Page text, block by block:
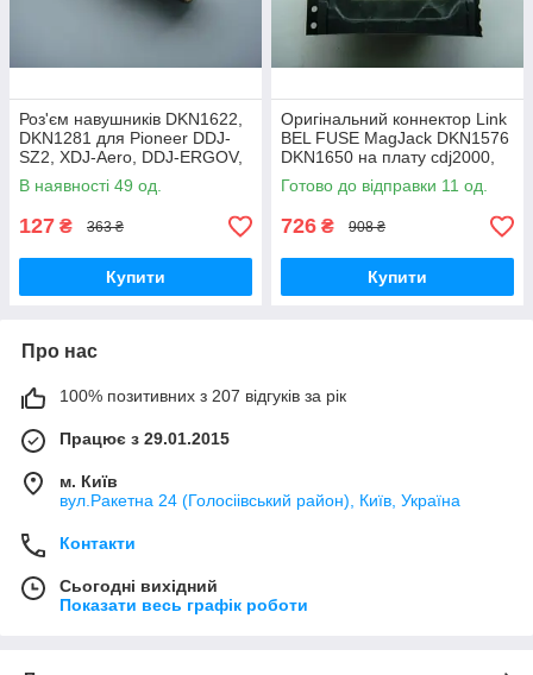
Роз'єм навушників DKN1622,
DKN1281 для Pioneer DDJ-
SZ2, XDJ-Aero, DDJ-ERGOV,
DDJ-T1, DDJ-S1, DJM-350,
DJM-850
В наявності 49 од.
127 ₴ 363 ₴
Купити
Оригінальний коннектор Link
BEL FUSE MagJack DKN1576
DKN1650 на плату cdj2000,
cdj900
Готово до відправки 11 од.
726 ₴ 908 ₴
Купити
Про нас
100% позитивних з 207 відгуків за рік
Працює з 29.01.2015
м. Київ
вул.Ракетна 24 (Голосіівський район), Київ, Україна
Контакти
Сьогодні вихідний
Показати весь графік роботи